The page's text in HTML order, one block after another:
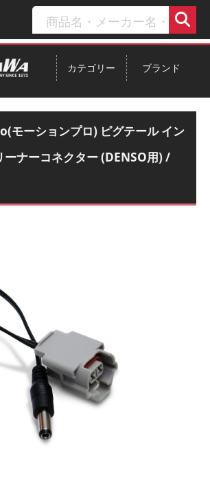
ブランド
カテゴリー
モーションプロ) ピグテール イン
ーナーコネクター (DENSO用) /